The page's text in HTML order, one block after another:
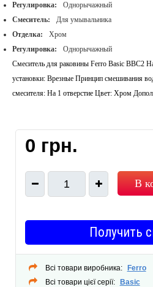
Регулировка:
Однорычажный
Смеситель:
Для умывальника
Отделка:
Хром
Регулировка:
Однорычажный
Смеситель для раковины Ferro Basic BBC2
установки: Врезные Принцип смешивания
смесителя: На 1 отверстие Цвет: Хром
Предназначение: Для дома смеситель для
регулятор струи M24x1 гибкие подводы G
Basic (BBC2) смеситель донный клапан
0 грн.
1 В
Получить
Всі товари виробника:
Ferro
Всі товари цієї серії:
Basic